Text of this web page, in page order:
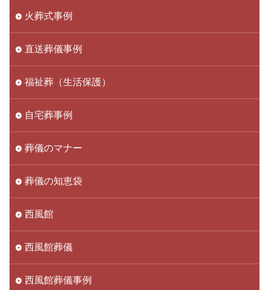
火葬式事例
直送葬儀事例
福祉葬（生活保護）
自宅葬事例
葬儀のマナー
葬儀の知恵袋
西風館
西風館葬儀
西風館葬儀事例